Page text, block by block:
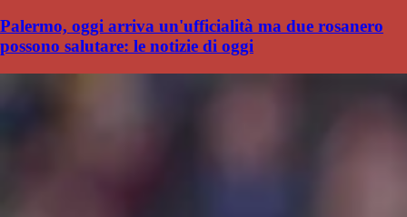
Palermo, oggi arriva un'ufficialità ma due rosanero
possono salutare: le notizie di oggi